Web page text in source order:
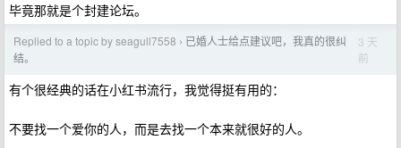
毕竟那就是个封建论坛。
Replied to a topic by seagull7558 › 已婚人士给点建议吧，我真的很纠
结。
3 天
前
有个很经典的话在小红书流行，我觉得挺有用的：
不要找一个爱你的人，而是去找一个本来就很好的人。